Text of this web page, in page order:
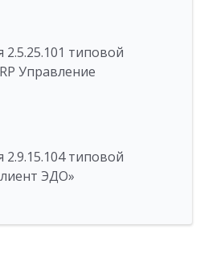
типовой
Управление
типовой
ЭДО»